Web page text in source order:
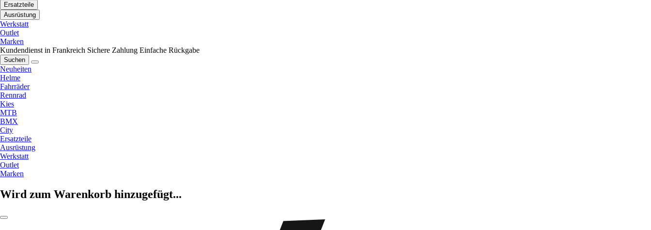
Ersatzteile
Ausrüstung
Werkstatt
Outlet
Marken
Kundendienst in Frankreich Sichere Zahlung Einfache Rückgabe
Suchen
Neuheiten
Helme
Fahrräder
Rennrad
Kies
MTB
BMX
City
Ersatzteile
Ausrüstung
Werkstatt
Outlet
Marken
Wird zum Warenkorb hinzugefügt...